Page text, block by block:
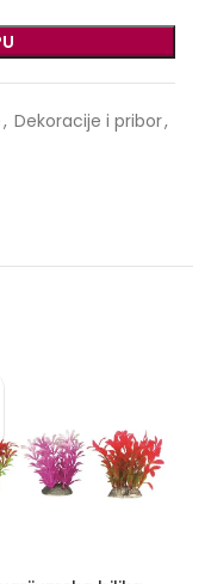
, Dekoracije i pribor,